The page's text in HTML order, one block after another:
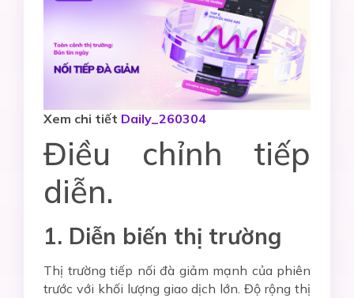
Xem chi tiết Daily_260304
Điều chỉnh tiếp
diễn.
1. Diễn biến thị trường
Thị trường tiếp nối đà giảm mạnh của phiên
trước với khối lượng giao dịch lớn. Độ rộng thị